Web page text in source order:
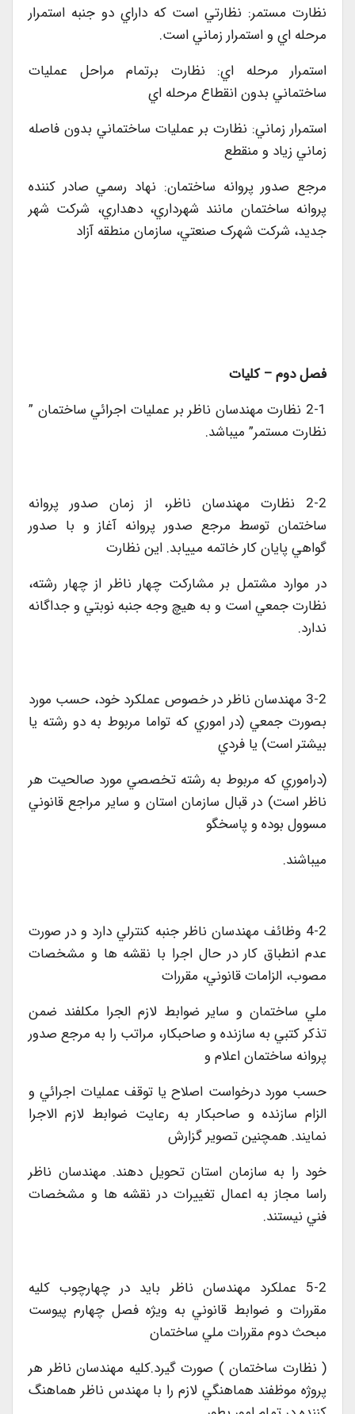
نظارت مستمر: نظارتي است که داراي دو جنبه استمرار
مرحله اي و استمرار زماني است.
استمرار مرحله اي: نظارت برتمام مراحل عمليات
ساختماني بدون انقطاع مرحله اي
استمرار زماني: نظارت بر عمليات ساختماني بدون فاصله
زماني زياد و منقطع
مرجع صدور پروانه ساختمان: نهاد رسمي صادر کننده
پروانه ساختمان مانند شهرداري، دهداري، شرکت شهر
جديد، شرکت شهرک صنعتي، سازمان منطقه آزاد
فصل دوم–كليات
2-1 نظارت مهندسان ناظر بر عمليات اجرائي ساختمان ”
نظارت مستمر” ميباشد.
2-2 نظارت مهندسان ناظر، از زمان صدور پروانه
ساختمان توسط مرجع صدور پروانه آغاز و با صدور
گواهي پايان کار خاتمه مييابد. اين نظارت
در موارد مشتمل بر مشارکت چهار ناظر از چهار رشته،
نظارت جمعي است و به هيچ وجه جنبه نوبتي و جداگانه
ندارد.
3-2 مهندسان ناظر در خصوص عملکرد خود، حسب مورد
بصورت جمعي (در اموري که تواما مربوط به دو رشته يا
بيشتر است) يا فردي
(دراموري که مربوط به رشته تخصصي مورد صالحيت هر
ناظر است) در قبال سازمان استان و ساير مراجع قانوني
مسوول بوده و پاسخگو
ميباشند.
4-2 وظائف مهندسان ناظر جنبه کنترلي دارد و در صورت
عدم انطباق کار در حال اجرا با نقشه ها و مشخصات
مصوب، الزامات قانوني، مقررات
ملي ساختمان و ساير ضوابط لازم الجرا مکلفند ضمن
تذکر کتبي به سازنده و صاحبکار، مراتب را به مرجع صدور
پروانه ساختمان اعلام و
حسب مورد درخواست اصلاح يا توقف عمليات اجرائي و
الزام سازنده و صاحبکار به رعايت ضوابط لازم الاجرا
نمايند. همچنين تصوير گزارش
خود را به سازمان استان تحويل دهند. مهندسان ناظر
راسا مجاز به اعمال تغييرات در نقشه ها و مشخصات
فني نيستند.
5-2 عملکرد مهندسان ناظر بايد در چهارچوب کليه
مقررات و ضوابط قانوني به ويژه فصل چهارم پيوست
مبحث دوم مقررات ملي ساختمان
( نظارت ساختمان ) صورت گيرد.کليه مهندسان ناظر هر
پروژه موظفند هماهنگي لازم را با مهندس ناظر هماهنگ